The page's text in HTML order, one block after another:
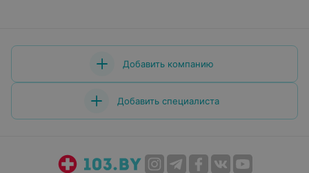
Добавить компанию
Добавить специалиста